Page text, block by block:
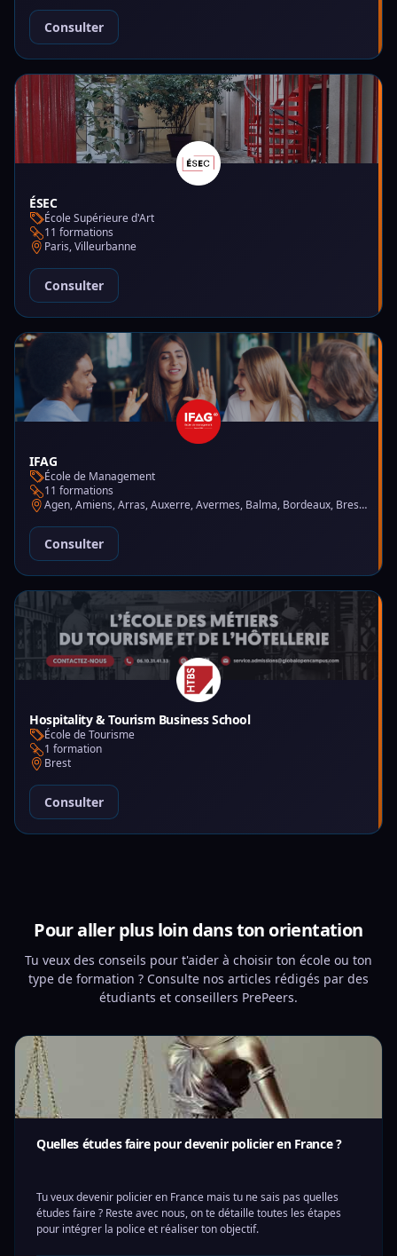
Consulter
ÉSEC
École Supérieure d'Art
11 formations
Paris, Villeurbanne
Consulter
IFAG
École de Management
11 formations
Agen, Amiens, Arras, Auxerre, Avermes, Balma, Bordeaux, Brest, Charleville-Mézières, Chartres, Courbevoie, Dijon, Gap, La Garde, Le Mans, Lille, Lyon, Mont-de-Marsan, Montluçon, Montpellier, Mulhouse, Nantes, Puteaux, Reims, Rennes, Trélazé
Consulter
Hospitality & Tourism Business School
École de Tourisme
1 formation
Brest
Consulter
Pour aller plus loin dans ton orientation
Tu veux des conseils pour t'aider à choisir ton école ou ton
type de formation ? Consulte nos articles rédigés par des
étudiants et conseillers PrePeers.
Quelles études faire pour devenir policier en France ?
Tu veux devenir policier en France mais tu ne sais pas quelles
études faire ? Reste avec nous, on te détaille toutes les étapes
pour intégrer la police et réaliser ton objectif.